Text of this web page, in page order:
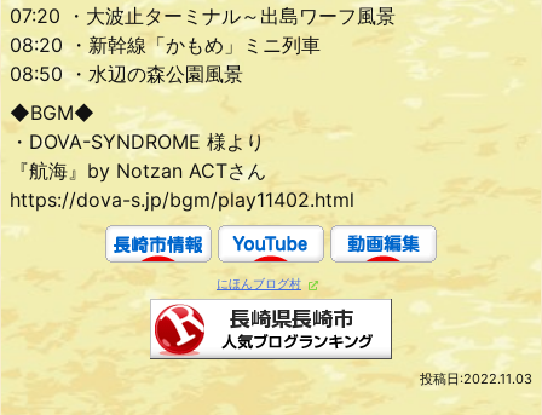
07:20 ・大波止ターミナル～出島ワーフ風景
08:20 ・新幹線「かもめ」ミニ列車
08:50 ・水辺の森公園風景
◆BGM◆
・DOVA-SYNDROME 様より
『航海』by Notzan ACTさん
https://dova-s.jp/bgm/play11402.html
にほんブログ村
投稿日:2022.11.03